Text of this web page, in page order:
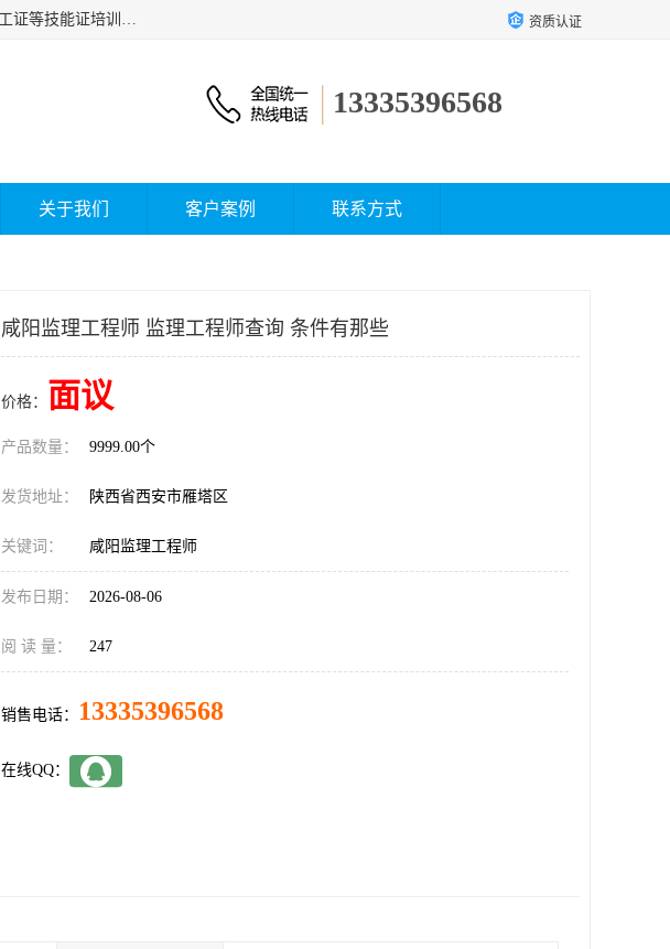
杰森教育专业提供电工证报名、安全员报名考试、特种作业操作证、操作证、宁夏电工,电工证、焊工证、钳工证等技能证培训课程。 资质认证
13335396568
关于我们 客户案例 联系方式
咸阳监理工程师 监理工程师查询 条件有那些
价格： 面议
产品数量： 9999.00个
发货地址： 陕西省西安市雁塔区
关键词： 咸阳监理工程师
发布日期： 2026-08-06
阅 读 量： 247
销售电话： 13335396568
在线QQ：